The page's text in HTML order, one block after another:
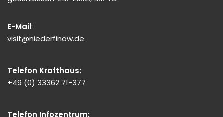
E-Mail:
visit@niederfinow.de
Telefon Krafthaus:
+49 (0) 33362 71-377
Telefon Infozentrum: